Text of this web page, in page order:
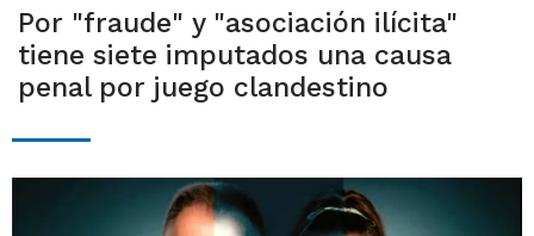
Por "fraude" y "asociación ilícita"
tiene siete imputados una causa
penal por juego clandestino